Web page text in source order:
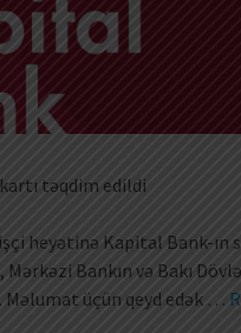
təqdim edildi
heyətinə Kapital Bank-
Bankın və Bakı
üçün qeyd edək …